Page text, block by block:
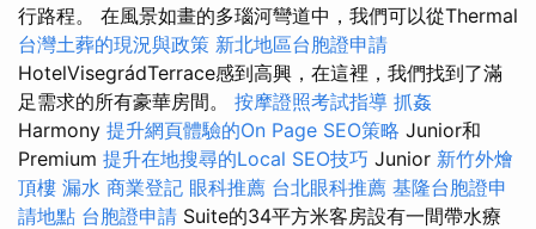
行路程。 在風景如畫的多瑙河彎道中，我們可以從Thermal
台灣土葬的現況與政策 新北地區台胞證申請
HotelVisegrádTerrace感到高興，在這裡，我們找到了滿
足需求的所有豪華房間。 按摩證照考試指導 抓姦
Harmony 提升網頁體驗的On Page SEO策略 Junior和
Premium 提升在地搜尋的Local SEO技巧 Junior 新竹外燴
頂樓 漏水 商業登記 眼科推薦 台北眼科推薦 基隆台胞證申
請地點 台胞證申請 Suite的34平方米客房設有一間帶水療